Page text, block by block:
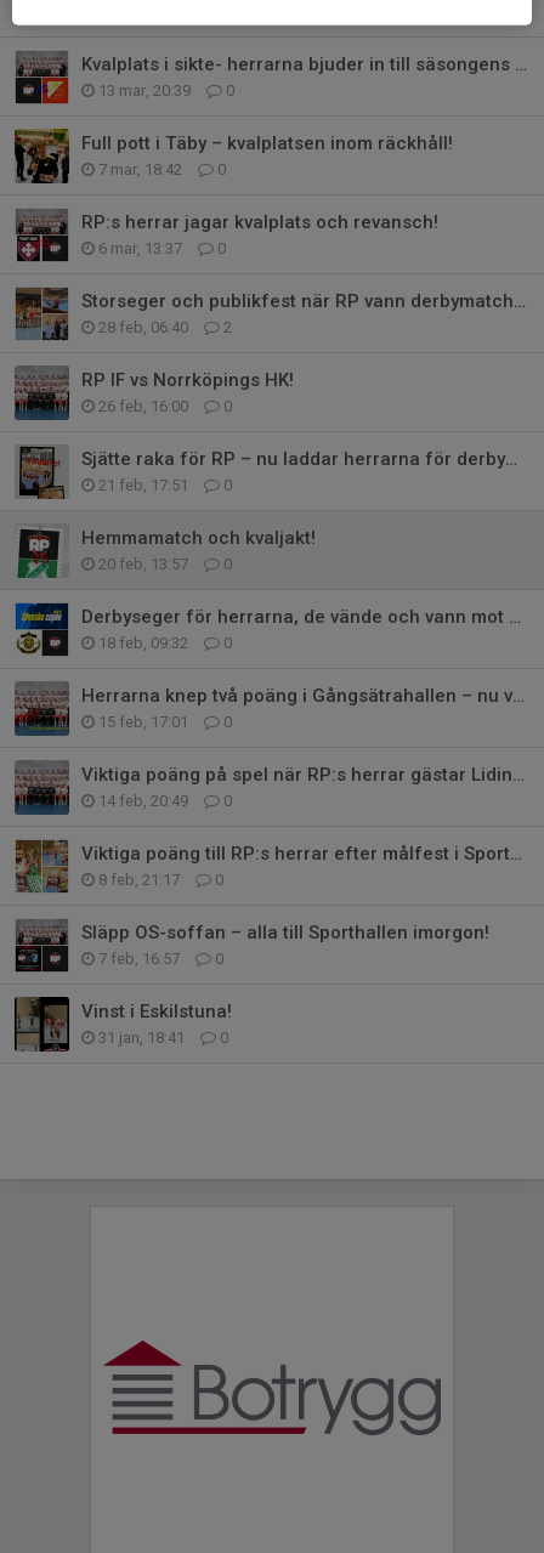
Kvalplats i sikte- herrarna bjuder in till säsongens rysare!
13 mar, 20:39 0
Full pott i Täby – kvalplatsen inom räckhåll!
7 mar, 18:42 0
RP:s herrar jagar kvalplats och revansch!
6 mar, 13:37 0
Storseger och publikfest när RP vann derbymatchen!
28 feb, 06:40 2
RP IF vs Norrköpings HK!
26 feb, 16:00 0
Sjätte raka för RP – nu laddar herrarna för derbymatch!
21 feb, 17:51 0
Hemmamatch och kvaljakt!
20 feb, 13:57 0
Derbyseger för herrarna, de vände och vann mot HK Lejon!
18 feb, 09:32 0
Herrarna knep två poäng i Gångsätrahallen – nu väntar derbyfest!
15 feb, 17:01 0
Viktiga poäng på spel när RP:s herrar gästar Lidingö SK!
14 feb, 20:49 0
Viktiga poäng till RP:s herrar efter målfest i Sporthallen!
8 feb, 21:17 0
Släpp OS-soffan – alla till Sporthallen imorgon!
7 feb, 16:57 0
Vinst i Eskilstuna!
31 jan, 18:41 0